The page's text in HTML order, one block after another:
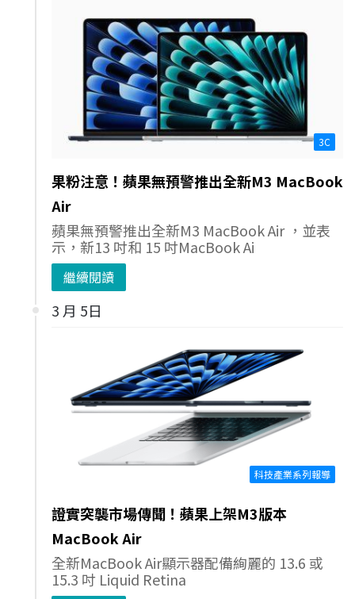
3C
果粉注意！蘋果無預警推出全新M3 MacBook
Air
蘋果無預警推出全新M3 MacBook Air ，並表
示，新13 吋和 15 吋MacBook Ai
繼續閱讀
3 月 5日
科技產業系列報導
證實突襲市場傳聞！蘋果上架M3版本
MacBook Air
全新MacBook Air顯示器配備絢麗的 13.6 或
15.3 吋 Liquid Retina